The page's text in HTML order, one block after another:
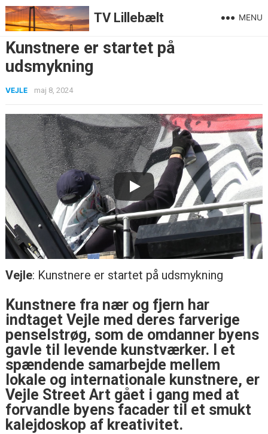
TV Lillebælt MENU
Kunstnere er startet på
udsmykning
VEJLE maj 8, 2024
Vejle: Kunstnere er startet på udsmykning
Kunstnere fra nær og fjern har
indtaget Vejle med deres farverige
penselstrøg, som de omdanner byens
gavle til levende kunstværker. I et
spændende samarbejde mellem
lokale og internationale kunstnere, er
Vejle Street Art gået i gang med at
forvandle byens facader til et smukt
kalejdoskop af kreativitet.